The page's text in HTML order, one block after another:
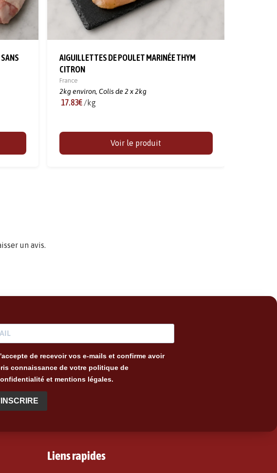
AIGUILLETTES DE POULET MARINÉE THYM
CITRON
France
2kg environ, Colis de 2 x 2kg
17.83€ /kg
Voir le produit
un avis.
de recevoir vos e-mails et confirme avoir
connaissance de votre politique de
et mentions légales.
Liens rapides